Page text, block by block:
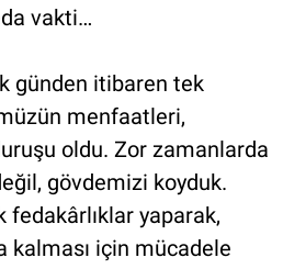
vakti…
günden itibaren tek
menfaatleri,
oldu. Zor zamanlarda
gövdemizi koyduk.
yaparak,
kalması için mücadele